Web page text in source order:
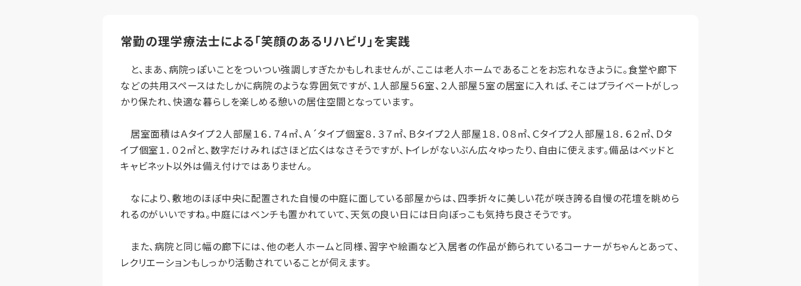
常勤の理学療法士による「笑顔のあるリハビリ」を実践
と、まあ、病院っぽいことをついつい強調しすぎたかもしれませんが、ここは老人ホームであることをお忘れなきように。食堂や廊下
などの共用スペースはたしかに病院のような雰囲気ですが、１人部屋５６室、２人部屋５室の居室に入れば、そこはプライベートがしっ
かり保たれ、快適な暮らしを楽しめる憩いの居住空間となっています。
居室面積はＡタイプ２人部屋１６．７４㎡、Ａ´タイプ個室８．３７㎡、Ｂタイプ２人部屋１８．０８㎡、Ｃタイプ２人部屋１８．６２㎡、Ｄタ
イプ個室１．０２㎡と、数字だけみればさほど広くはなさそうですが、トイレがないぶん広々ゆったり、自由に使えます。備品はベッドと
キャビネット以外は備え付けではありません。
なにより、敷地のほぼ中央に配置された自慢の中庭に面している部屋からは、四季折々に美しい花が咲き誇る自慢の花壇を眺めら
れるのがいいですね。中庭にはベンチも置かれていて、天気の良い日には日向ぼっこも気持ち良さそうです。
また、病院と同じ幅の廊下には、他の老人ホームと同様、習字や絵画など入居者の作品が飾られているコーナーがちゃんとあって、
レクリエーションもしっかり活動されていることが伺えます。